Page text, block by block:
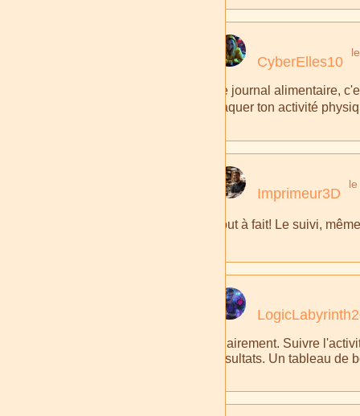
CyberElles10
Le journal alimentaire,
traquer ton activité
Imprimeur3D
Tout à fait! Le suivi,
Clairement. Suivre
résultats. Un tableau de